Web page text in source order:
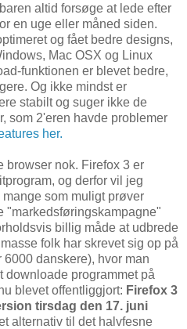
altid forsøge at lede efter
en uge eller måned siden.
og fået bedre designs,
Mac OSX og Linux
funktionen er blevet bedre,
Og ikke mindst er
stabilt og suger ikke de
som 2'eren havde problemer
her.
browser nok. Firefox 3 er
og derfor vil jeg
som muligt prøver
"markedsføringskampagne"
billig måde at udbrede
folk har skrevet sig op på
6000 danskere), hvor man
downloade programmet på
blevet offentliggjort: Firefox 3
tirsdag den 17. juni
alternativ til det halvfesne